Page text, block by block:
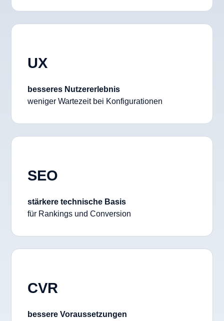
UX
besseres Nutzererlebnis
weniger Wartezeit bei Konfigurationen
SEO
stärkere technische Basis
für Rankings und Conversion
CVR
bessere Voraussetzungen